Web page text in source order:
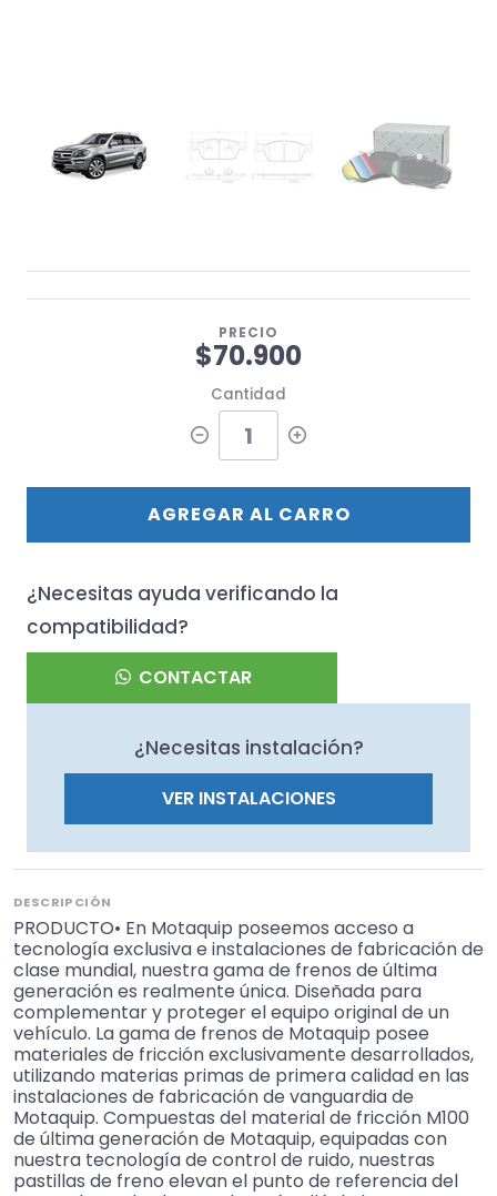
PRECIO
$70.900
Cantidad
AGREGAR AL CARRO
¿Necesitas ayuda verificando la
compatibilidad?
CONTACTAR
¿Necesitas instalación?
VER INSTALACIONES
DESCRIPCIÓN
PRODUCTO• En Motaquip poseemos acceso a
tecnología exclusiva e instalaciones de fabricación de
clase mundial, nuestra gama de frenos de última
generación es realmente única. Diseñada para
complementar y proteger el equipo original de un
vehículo. La gama de frenos de Motaquip posee
materiales de fricción exclusivamente desarrollados,
utilizando materias primas de primera calidad en las
instalaciones de fabricación de vanguardia de
Motaquip. Compuestas del material de fricción M100
de última generación de Motaquip, equipadas con
nuestra tecnología de control de ruido, nuestras
pastillas de freno elevan el punto de referencia del